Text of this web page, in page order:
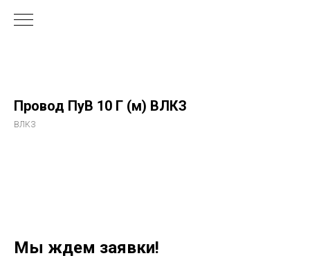
Провод ПуВ 10 Г (м) ВЛКЗ
ВЛКЗ
Мы ждем заявки!